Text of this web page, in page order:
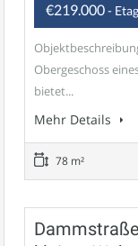
€219.000-
Obergeschoss
bietet...
Mehr Details
78 m²